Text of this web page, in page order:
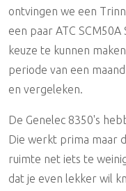
ontvingen we een
een paar ATC
keuze te kunnen
periode van een
en vergeleken.
De Genelec 8350's
Die werkt prima maar
ruimte net iets te
dat je even lekker wil